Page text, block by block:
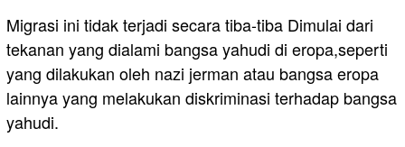
Migrasi ini tidak terjadi secara tiba-tiba Dimulai dari
tekanan yang dialami bangsa yahudi di eropa,seperti
yang dilakukan oleh nazi jerman atau bangsa eropa
lainnya yang melakukan diskriminasi terhadap bangsa
yahudi.